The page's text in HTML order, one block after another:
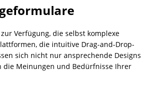
Verfügung, die selbst komplexe
die intuitive Drag-and-Drop-
sich nicht nur ansprechende Designs
die Meinungen und Bedürfnisse Ihrer